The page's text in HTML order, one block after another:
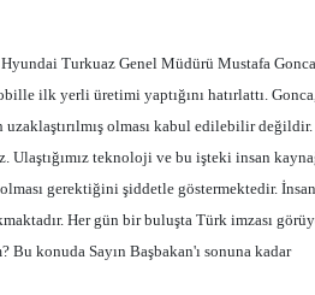
Turkuaz Genel Müdürü Mustafa
ilk yerli üretimi yaptığını hatırlattı.
olması kabul edilebilir
Ulaştığımız teknoloji ve bu işteki insan
gerektiğini şiddetle göstermektedir.
Her gün bir buluşta Türk imzası
konuda Sayın Başbakan'ı sonuna kadar